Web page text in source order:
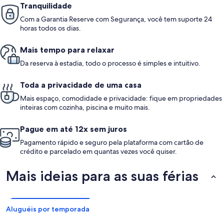
Tranquilidade
Com a Garantia Reserve com Segurança, você tem suporte 24
horas todos os dias.
Mais tempo para relaxar
Da reserva à estadia, todo o processo é simples e intuitivo.
Toda a privacidade de uma casa
Mais espaço, comodidade e privacidade: fique em propriedades
inteiras com cozinha, piscina e muito mais.
Pague em até 12x sem juros
Pagamento rápido e seguro pela plataforma com cartão de
crédito e parcelado em quantas vezes você quiser.
Mais ideias para as suas férias
Aluguéis por temporada